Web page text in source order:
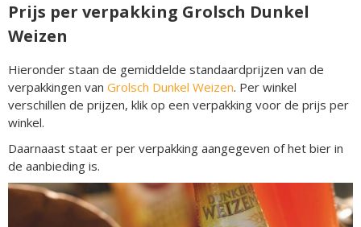
Prijs per verpakking Grolsch Dunkel
Weizen
Hieronder staan de gemiddelde standaardprijzen van de
verpakkingen van Grolsch Dunkel Weizen. Per winkel
verschillen de prijzen, klik op een verpakking voor de prijs per
winkel.
Daarnaast staat er per verpakking aangegeven of het bier in
de aanbieding is.